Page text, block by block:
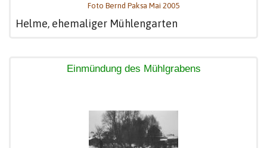
Foto Bernd Paksa Mai 2005
Helme, ehemaliger Mühlengarten
Einmündung des Mühlgrabens